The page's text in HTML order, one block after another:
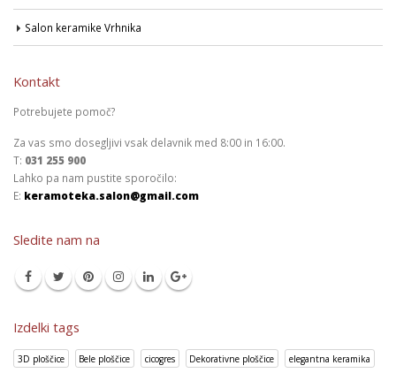
Salon keramike Vrhnika
Kontakt
Potrebujete pomoč?
Za vas smo dosegljivi vsak delavnik med 8:00 in 16:00.
T: 031 255 900
Lahko pa nam pustite sporočilo:
E: keramoteka.salon@gmail.com
Sledite nam na
Izdelki tags
3D ploščice Bele ploščice cicogres Dekorativne ploščice elegantna keramika